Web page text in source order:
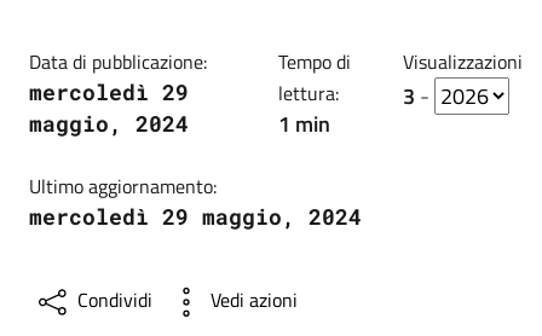
Data di pubblicazione:
mercoledì 29
maggio, 2024
Tempo di
lettura:
1 min
Visualizzazioni
3 -
Ultimo aggiornamento:
mercoledì 29 maggio, 2024
Condividi Vedi azioni